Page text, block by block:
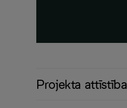
Projekta attīstība